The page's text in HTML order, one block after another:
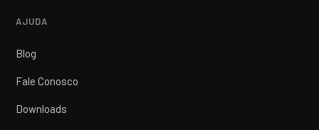
AJUDA
Blog
Fale Conosco
Downloads